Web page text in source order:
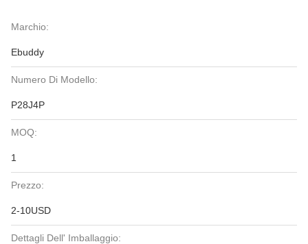
Marchio:
Ebuddy
Numero Di Modello:
P28J4P
MOQ:
1
Prezzo:
2-10USD
Dettagli Dell' Imballaggio: